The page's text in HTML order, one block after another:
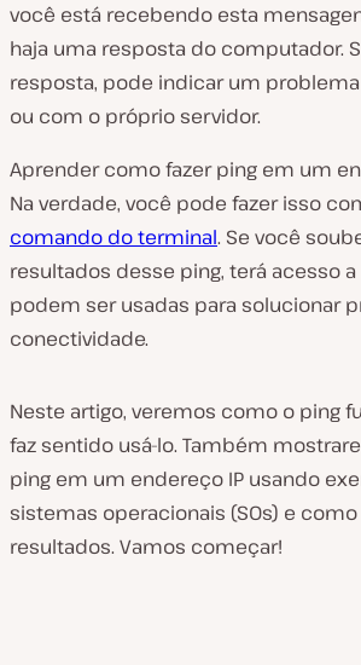
você está recebendo esta
haja uma resposta do computador.
resposta, pode indicar um
ou com o próprio servidor.
Aprender como fazer ping em um
Na verdade, você pode fazer isso
comando do terminal. Se você
resultados desse ping, terá acesso
podem ser usadas para solucionar
conectividade.
Neste artigo, veremos como o ping
faz sentido usá-lo. Também
ping em um endereço IP usando
sistemas operacionais (SOs) e
resultados. Vamos começar!